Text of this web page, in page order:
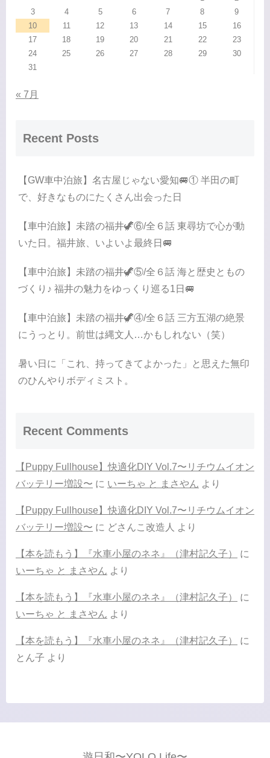
3
4 5 6 7 8
9
10
11 12 13 14 15
16
17
18 19 20 21 22
23
24
25 26 27 28 29
30
31
« 7月
Recent Posts
【GW車中泊旅】名古屋じゃない愛知🚐① 半田の町
で、好きなものにたくさん出会った日
【車中泊旅】未踏の福井🦖⑥/全６話 東尋坊で心が動
いた日。福井旅、いよいよ最終日🚐
【車中泊旅】未踏の福井🦖⑤/全６話 海と歴史ともの
づくり♪ 福井の魅力をゆっくり巡る1日🚐
【車中泊旅】未踏の福井🦖④/全６話 三方五湖の絶景
にうっとり。前世は縄文人…かもしれない（笑）
暑い日に「これ、持ってきてよかった」と思えた無印
のひんやりボディミスト。
Recent Comments
【Puppy Fullhouse】快適化DIY Vol.7〜リチウムイオン
バッテリー増設〜 に いーちゃ と まさやん より
【Puppy Fullhouse】快適化DIY Vol.7〜リチウムイオン
バッテリー増設〜 に どさんこ改造人 より
【本を読もう】『水車小屋のネネ』（津村記久子）
に
いーちゃ と まさやん より
【本を読もう】『水車小屋のネネ』（津村記久子）
に
いーちゃ と まさやん より
【本を読もう】『水車小屋のネネ』（津村記久子）
に
とん子 より